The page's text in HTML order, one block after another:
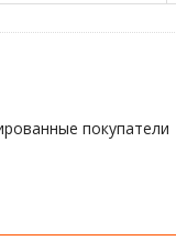
покупатели